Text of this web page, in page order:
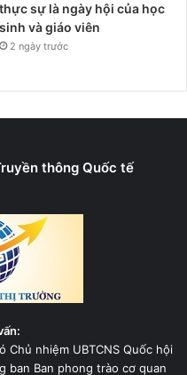
thực sự là ngày hội của học
sinh và giáo viên
2 ngày trước
thông Quốc tế
Chủ nhiệm UBTCNS Quốc hội
ban Ban phong trào cơ quan